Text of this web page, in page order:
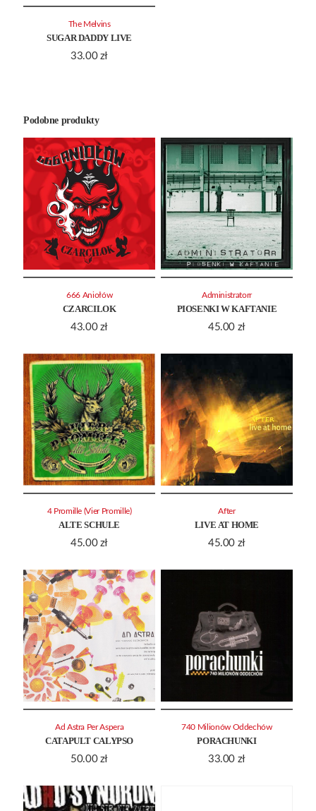
SUGAR DADDY LIVE
33.00 zł
The Melvins
Podobne produkty
CZARCILOK
43.00 zł
666 Aniołów
PIOSENKI W KAFTANIE
45.00 zł
Administratorr
ALTE SCHULE
45.00 zł
4 Promille (Vier Promille)
LIVE AT HOME
45.00 zł
After
CATAPULT CALYPSO
50.00 zł
Ad Astra Per Aspera
PORACHUNKI
33.00 zł
740 Milionów Oddechów